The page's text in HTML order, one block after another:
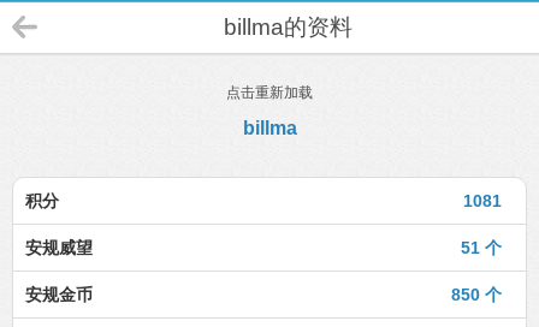
billma的资料
点击重新加载
billma
1081
积分
51 个
安规威望
850 个
安规金币